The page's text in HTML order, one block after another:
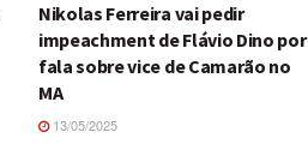
Nikolas Ferreira vai pedir
impeachment de Flávio Dino por
fala sobre vice de Camarão no
MA
13/05/2025